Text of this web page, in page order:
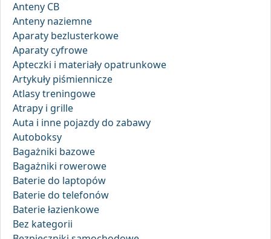
Anteny CB
Anteny naziemne
Aparaty bezlusterkowe
Aparaty cyfrowe
Apteczki i materiały opatrunkowe
Artykuły piśmiennicze
Atlasy treningowe
Atrapy i grille
Auta i inne pojazdy do zabawy
Autoboksy
Bagażniki bazowe
Bagażniki rowerowe
Baterie do laptopów
Baterie do telefonów
Baterie łazienkowe
Bez kategorii